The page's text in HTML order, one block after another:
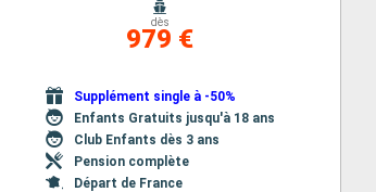
dès
979 €
Supplément single à -50%
Enfants Gratuits jusqu'à 18 ans
Club Enfants dès 3 ans
Pension complète
Départ de France